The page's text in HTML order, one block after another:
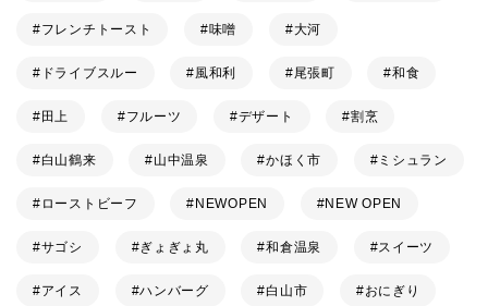
フレンチトースト 味噌 大河
ドライブスルー 風和利 尾張町 和食
田上 フルーツ デザート 割烹
白山鶴来 山中温泉 かほく市 ミシュラン
ローストビーフ NEWOPEN NEW OPEN
サゴシ ぎょぎょ丸 和倉温泉 スイーツ
アイス ハンバーグ 白山市 おにぎり